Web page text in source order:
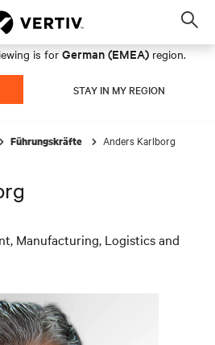
is for German (EMEA) region.
STAY IN MY REGION
Führungskräfte Anders Karlborg
Manufacturing, Logistics and